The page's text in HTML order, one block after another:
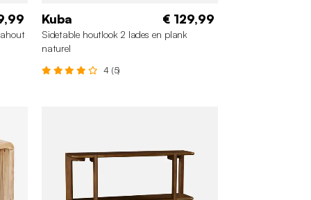
Kuba € 129,99
Sidetable houtlook 2 lades en plank
naturel
4 (5)